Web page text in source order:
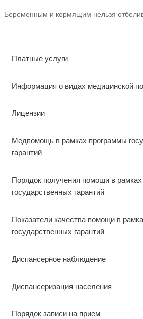
Платные услуги
Информация о видах медицинской
Лицензии
Медпомощь в рамках программы
гарантий
Порядок получения помощи в
государственных гарантий
Показатели качества помощи в
государственных гарантий
Диспансерное наблюдение
Диспансеризация населения
Порядок записи на прием
Беременным и кормящим нельзя